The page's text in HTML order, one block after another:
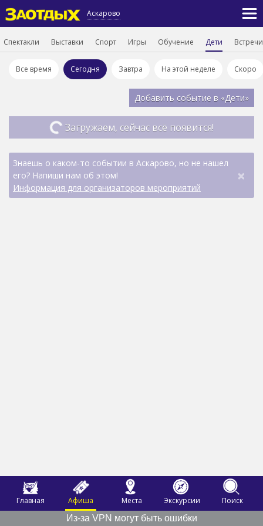
Аскарово
Главная Афиша Места Экскурсии
Поиск
Из-за VPN могут быть ошибки
Спектакли Выставки Спорт Игры Обучение Дети Встречи
Все время Сегодня Завтра На этой неделе Скоро
Добавить событие в «Дети»
Загружаем, сейчас всё появится!
Знаешь о каком-то событии в Аскарово, но не нашел
его? Напиши нам об этом!
Информация для организаторов мероприятий
×